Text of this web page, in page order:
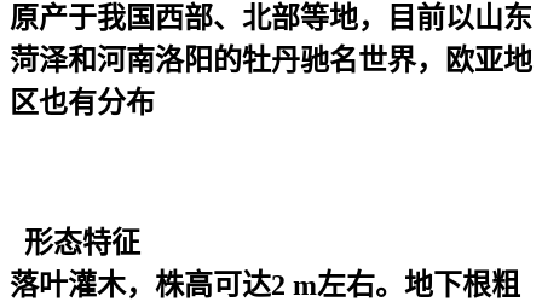
原产于我国西部、北部等地，目前以山东
菏泽和河南洛阳的牡丹驰名世界，欧亚地
区也有分布
形态特征
落叶灌木，株高可达2 m左右。地下根粗